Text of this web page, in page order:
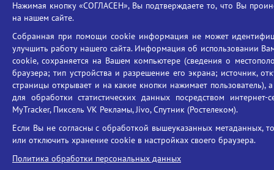
Нажимая кнопку «СОГЛАСЕН», Вы подтверждаете то, что Вы
на нашем сайте.
Собранная при помощи cookie информация не может
улучшить работу нашего сайта. Информация об использовании
cookie, сохраняется на Вашем компьютере (сведения о
браузера; тип устройства и разрешение его экрана; источник,
страницы открывает и на какие кнопки нажимает пользователь),
для обработки статистических данных посредством интернет-
MyTracker, Пиксель VK Рекламы, Jivo, Спутник (Ростелеком).
Если Вы не согласны с обработкой вышеуказанных метаданных,
или отключить хранение cookie в настройках своего браузера.
Политика обработки персональных данных